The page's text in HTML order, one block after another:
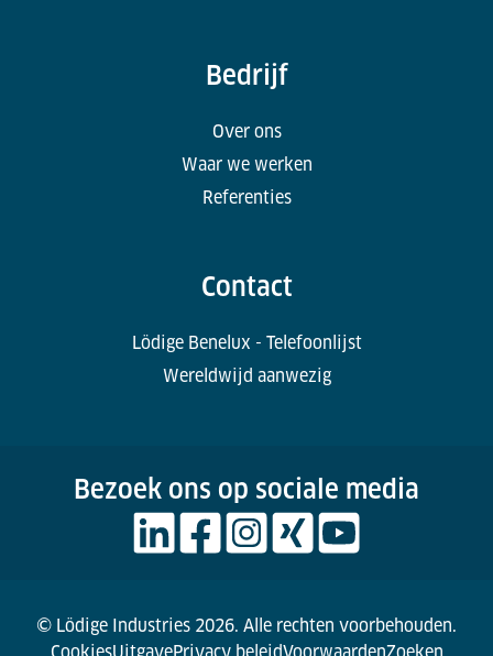
Bedrijf
Over ons
Waar we werken
Referenties
Contact
Lödige Benelux - Telefoonlijst
Wereldwijd aanwezig
Bezoek ons op sociale media
© Lödige Industries 2026. Alle rechten voorbehouden.